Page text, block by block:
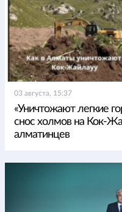
03 августа, 15:37
«Уничтожают легкие
снос холмов на Кок-
алматинцев